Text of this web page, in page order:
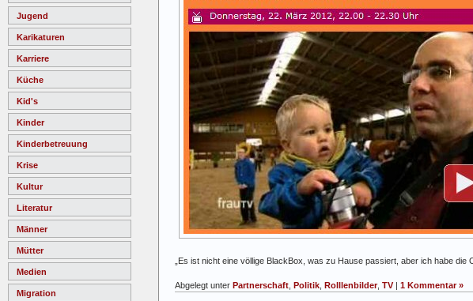
Jugend
Karikaturen
Karriere
Küche
Kid's
Kinder
Kinderbetreuung
Krise
Kultur
Literatur
Männer
Mütter
Medien
Migration
„Es ist nicht eine völlige BlackBox, was zu Hause passiert, aber ich habe
Abgelegt unter Partnerschaft Politik Rolllenbilder, TV| 1 Kommentar »